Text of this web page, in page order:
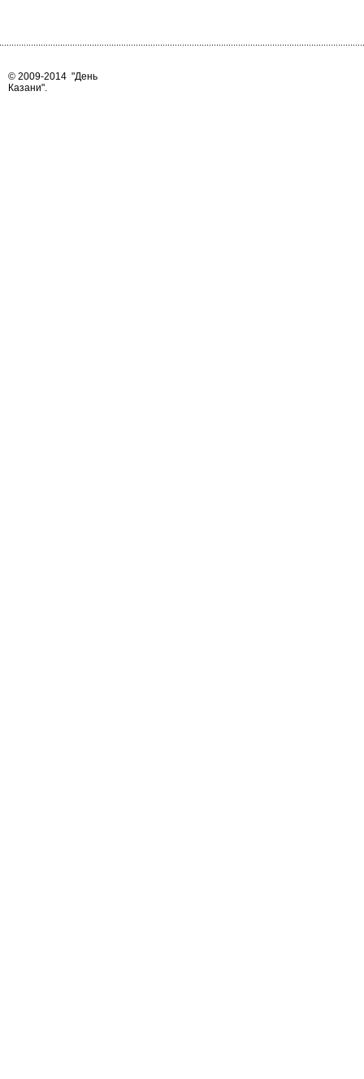
© 2009-2014 "День
Казани".